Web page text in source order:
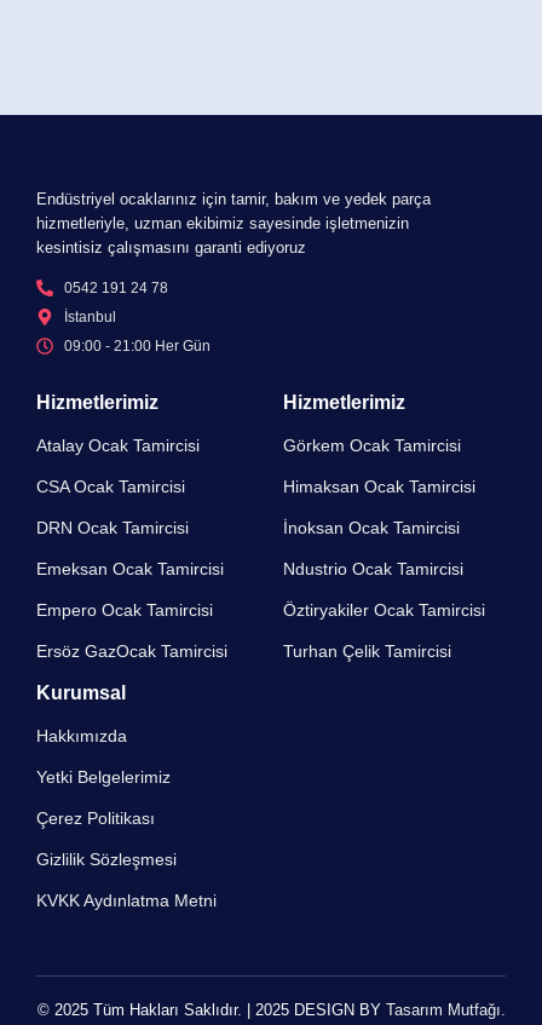
Endüstriyel ocaklarınız için tamir, bakım ve yedek parça
hizmetleriyle, uzman ekibimiz sayesinde işletmenizin
kesintisiz çalışmasını garanti ediyoruz
0542 191 24 78
İstanbul
09:00 - 21:00 Her Gün​
Hizmetlerimiz
Atalay Ocak Tamircisi
CSA Ocak Tamircisi
DRN Ocak Tamircisi​
Emeksan Ocak Tamircisi​
Empero Ocak Tamircisi​
Ersöz GazOcak Tamircisi​
Hizmetlerimiz
Görkem Ocak Tamircisi
Himaksan Ocak Tamircisi
İnoksan Ocak Tamircisi
Ndustrio Ocak Tamircisi
Öztiryakiler Ocak Tamircisi
Turhan Çelik Tamircisi
Kurumsal
Hakkımızda
Yetki Belgelerimiz
Çerez Politikası
Gizlilik Sözleşmesi
KVKK Aydınlatma Metni
© 2025 Tüm Hakları Saklıdır. | 2025 DESIGN BY Tasarım Mutfağı.